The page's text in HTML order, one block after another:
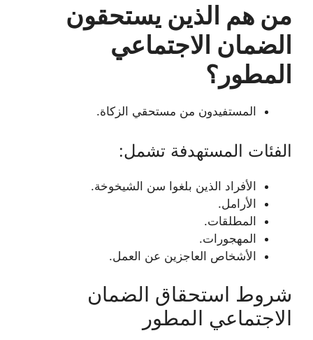
من هم الذين يستحقون
الضمان الاجتماعي
المطور؟
المستفيدون من مستحقي الزكاة.
الفئات المستهدفة تشمل:
الأفراد الذين بلغوا سن الشيخوخة.
الأرامل.
المطلقات.
المهجورات.
الأشخاص العاجزين عن العمل.
شروط استحقاق الضمان
الاجتماعي المطور